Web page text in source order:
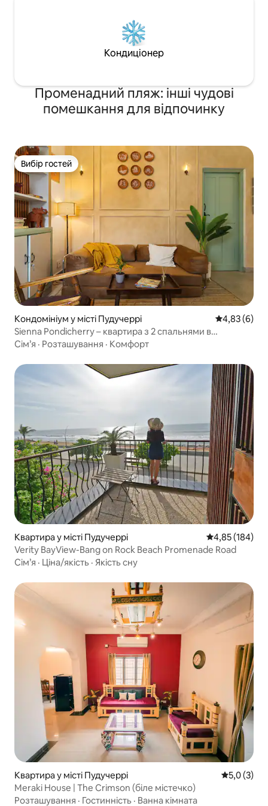
Кондиціонер
Променадний пляж: інші чудові
помешкання для відпочинку
Вибір гостей
Вибір гостей
Кондомініум у місті Пудучеррі Середня
4,83 (6)
Sienna Pondicherry – квартира з 2 спальнями в
Історичному місті
Сім’я · Розташування · Комфорт
Квартира у місті Пудучеррі Середня
4,85 (184)
Verity BayView-Bang on Rock Beach Promenade Road
Сім’я · Ціна/якість · Якість сну
Квартира у місті Пудучеррі Середня
5,0 (3)
Meraki House | The Crimson (біле містечко)
Розташування · Гостинність · Ванна кімната